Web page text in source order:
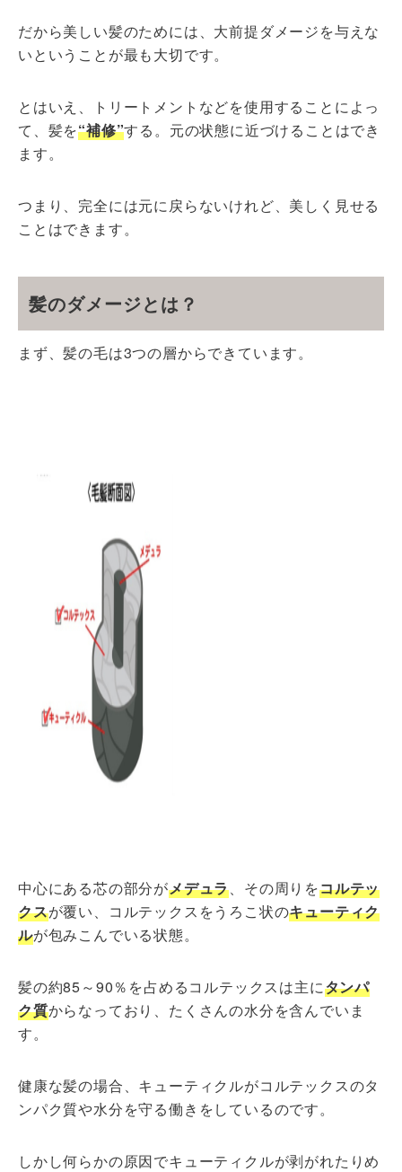
だから美しい髪のためには、大前提ダメージを与えな
いということが最も大切です。
とはいえ、トリートメントなどを使用することによっ
て、髪を“補修”する。元の状態に近づけることはでき
ます。
つまり、完全には元に戻らないけれど、美しく見せる
ことはできます。
髪のダメージとは？
まず、髪の毛は3つの層からできています。
中心にある芯の部分がメデュラ 、その周りをコルテッ
クスが覆い、コルテックスをうろこ状のキューティク
ルが包みこんでいる状態。
髪の約85～90％を占めるコルテックスは主にタンパ
ク質からなっており、たくさんの水分を含んでいま
す。
健康な髪の場合、キューティクルがコルテックスのタ
ンパク質や水分を守る働きをしているのです。
しかし何らかの原因でキューティクルが剥がれたりめ